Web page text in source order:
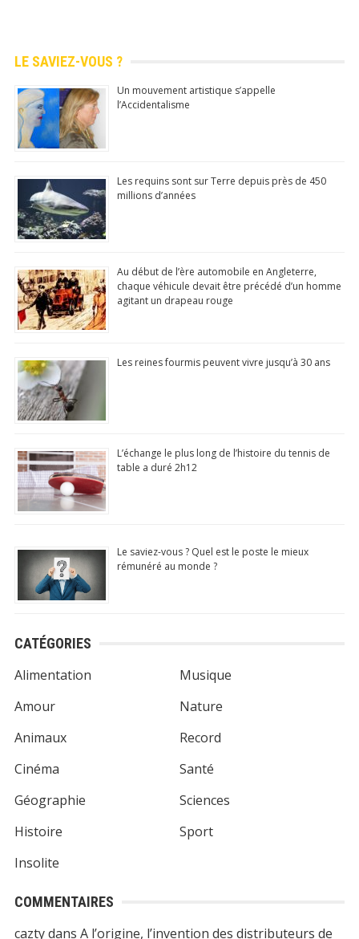
LE SAVIEZ-VOUS ?
Un mouvement artistique s’appelle
l’Accidentalisme
Les requins sont sur Terre depuis près de 450
millions d’années
Au début de l’ère automobile en Angleterre,
chaque véhicule devait être précédé d’un homme
agitant un drapeau rouge
Les reines fourmis peuvent vivre jusqu’à 30 ans
L’échange le plus long de l’histoire du tennis de
table a duré 2h12
Le saviez-vous ? Quel est le poste le mieux
rémunéré au monde ?
CATÉGORIES
Alimentation
Amour
Animaux
Cinéma
Géographie
Histoire
Insolite
Musique
Nature
Record
Santé
Sciences
Sport
COMMENTAIRES
caztydans A l’origine, l’invention des distributeurs de
Commentaire, Like,
Partage...